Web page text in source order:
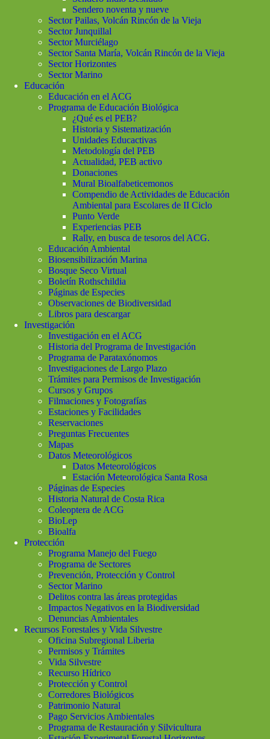
Sendero noventa y nueve
Sector Pailas, Volcán Rincón de la Vieja
Sector Junquillal
Sector Murciélago
Sector Santa María, Volcán Rincón de la Vieja
Sector Horizontes
Sector Marino
Educación
Educación en el ACG
Programa de Educación Biológica
¿Qué es el PEB?
Historia y Sistematización
Unidades Educactivas
Metodología del PEB
Actualidad, PEB activo
Donaciones
Mural Bioalfabeticemonos
Compendio de Actividades de Educación
Ambiental para Escolares de II Ciclo
Punto Verde
Experiencias PEB
Rally, en busca de tesoros del ACG.
Educación Ambiental
Biosensibilización Marina
Bosque Seco Virtual
Boletín Rothschildia
Páginas de Especies
Observaciones de Biodiversidad
Libros para descargar
Investigación
Investigación en el ACG
Historia del Programa de Investigación
Programa de Parataxónomos
Investigaciones de Largo Plazo
Trámites para Permisos de Investigación
Cursos y Grupos
Filmaciones y Fotografías
Estaciones y Facilidades
Reservaciones
Preguntas Frecuentes
Mapas
Datos Meteorológicos
Datos Meteorológicos
Estación Meteorológica Santa Rosa
Páginas de Especies
Historia Natural de Costa Rica
Coleoptera de ACG
BioLep
Bioalfa
Protección
Programa Manejo del Fuego
Programa de Sectores
Prevención, Protección y Control
Sector Marino
Delitos contra las áreas protegidas
Impactos Negativos en la Biodiversidad
Denuncias Ambientales
Recursos Forestales y Vida Silvestre
Oficina Subregional Liberia
Permisos y Trámites
Vida Silvestre
Recurso Hídrico
Protección y Control
Corredores Biológicos
Patrimonio Natural
Pago Servicios Ambientales
Programa de Restauración y Silvicultura